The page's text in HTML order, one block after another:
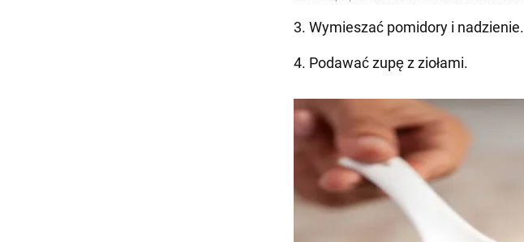
3. Wymieszać pomidory i nadzienie.
4. Podawać zupę z ziołami.